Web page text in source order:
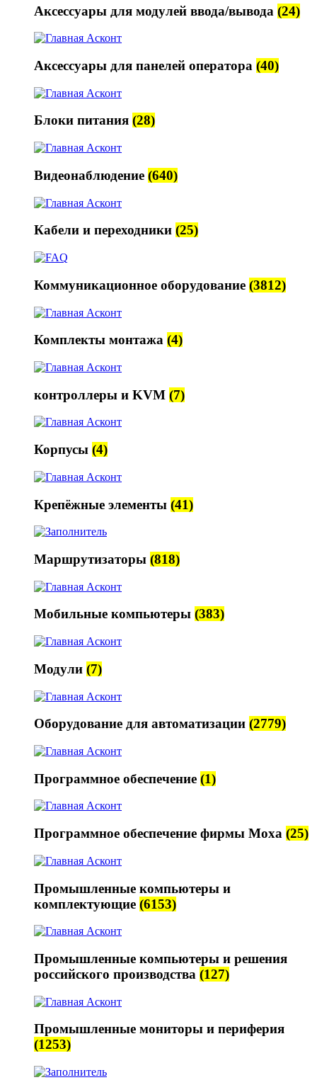
Аксессуары для модулей ввода/вывода (24)
Аксессуары для панелей оператора (40)
Блоки питания (28)
Видеонаблюдение (640)
Кабели и переходники (25)
Коммуникационное оборудование (3812)
Комплекты монтажа (4)
контроллеры и KVM (7)
Корпусы (4)
Крепёжные элементы (41)
Маршрутизаторы (818)
Мобильные компьютеры (383)
Модули (7)
Оборудование для автоматизации (2779)
Программное обеспечение (1)
Программное обеспечение фирмы Moxa (25)
Промышленные компьютеры и
комплектующие (6153)
Промышленные компьютеры и решения
российского производства (127)
Промышленные мониторы и периферия
(1253)